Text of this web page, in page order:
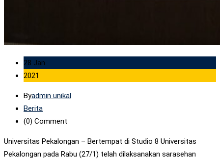
28 Jan
2021
Byadmin unikal
Berita
(0) Comment
Universitas Pekalongan – Bertempat di Studio 8 Universitas
Pekalongan pada Rabu (27/1) telah dilaksanakan sarasehan